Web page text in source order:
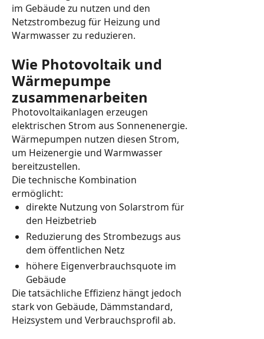
im Gebäude zu nutzen und den
Netzstrombezug für Heizung und
Warmwasser zu reduzieren.
Wie Photovoltaik und
Wärmepumpe
zusammenarbeiten
Photovoltaikanlagen erzeugen
elektrischen Strom aus Sonnenenergie.
Wärmepumpen nutzen diesen Strom,
um Heizenergie und Warmwasser
bereitzustellen.
Die technische Kombination
ermöglicht:
direkte Nutzung von Solarstrom für
den Heizbetrieb
Reduzierung des Strombezugs aus
dem öffentlichen Netz
höhere Eigenverbrauchsquote im
Gebäude
Die tatsächliche Effizienz hängt jedoch
stark von Gebäude, Dämmstandard,
Heizsystem und Verbrauchsprofil ab.